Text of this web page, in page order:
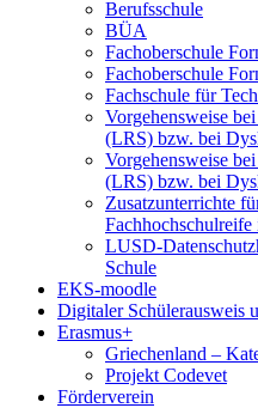
Berufsschule
BÜA
Fachoberschule
Fachoberschule
Fachschule für
Vorgehensweise
(LRS) bzw. bei
Vorgehensweise
(LRS) bzw. bei
Zusatzunterrichte
LUSD-
Schule
EKS-moodle
Digitaler Schülerausweis
Erasmus+
Griechenland –
Projekt Codevet
Förderverein